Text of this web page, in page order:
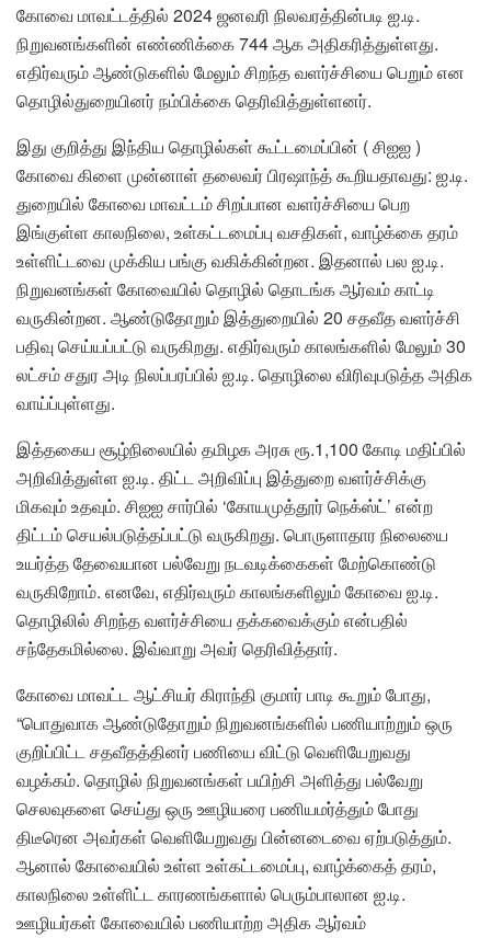
கோவை மாவட்டத்தில் 2024 ஜனவரி நிலவரத்தின்படி ஐ.டி.
நிறுவனங்களின் எண்ணிக்கை 744 ஆக அதிகரித்துள்ளது.
எதிர்வரும் ஆண்டுகளில் மேலும் சிறந்த வளர்ச்சியை பெறும் என
தொழில்துறையினர் நம்பிக்கை தெரிவித்துள்ளனர்.
இது குறித்து இந்திய தொழில்கள் கூட்டமைப்பின் ( சிஐஐ )
கோவை கிளை முன்னாள் தலைவர் பிரஷாந்த் கூறியதாவது: ஐ.டி.
துறையில் கோவை மாவட்டம் சிறப்பான வளர்ச்சியை பெற
இங்குள்ள காலநிலை, உள்கட்டமைப்பு வசதிகள், வாழ்க்கை தரம்
உள்ளிட்டவை முக்கிய பங்கு வகிக்கின்றன. இதனால் பல ஐ.டி.
நிறுவனங்கள் கோவையில் தொழில் தொடங்க ஆர்வம் காட்டி
வருகின்றன. ஆண்டுதோறும் இத்துறையில் 20 சதவீத வளர்ச்சி
பதிவு செய்யப்பட்டு வருகிறது. எதிர்வரும் காலங்களில் மேலும் 30
லட்சம் சதுர அடி நிலப்பரப்பில் ஐ.டி. தொழிலை விரிவுபடுத்த அதிக
வாய்ப்புள்ளது.
இத்தகைய சூழ்நிலையில் தமிழக அரசு ரூ.1,100 கோடி மதிப்பில்
அறிவித்துள்ள ஐ.டி. திட்ட அறிவிப்பு இத்துறை வளர்ச்சிக்கு
மிகவும் உதவும். சிஐஐ சார்பில் ‘கோயமுத்தூர் நெக்ஸ்ட்’ என்ற
திட்டம் செயல்படுத்தப்பட்டு வருகிறது. பொருளாதார நிலையை
உயர்த்த தேவையான பல்வேறு நடவடிக்கைகள் மேற்கொண்டு
வருகிறோம். எனவே, எதிர்வரும் காலங்களிலும் கோவை ஐ.டி.
தொழிலில் சிறந்த வளர்ச்சியை தக்கவைக்கும் என்பதில்
சந்தேகமில்லை. இவ்வாறு அவர் தெரிவித்தார்.
கோவை மாவட்ட ஆட்சியர் கிராந்தி குமார் பாடி கூறும் போது,
“பொதுவாக ஆண்டுதோறும் நிறுவனங்களில் பணியாற்றும் ஒரு
குறிப்பிட்ட சதவீதத்தினர் பணியை விட்டு வெளியேறுவது
வழக்கம். தொழில் நிறுவனங்கள் பயிற்சி அளித்து பல்வேறு
செலவுகளை செய்து ஒரு ஊழியரை பணியமர்த்தும் போது
திடீரென அவர்கள் வெளியேறுவது பின்னடைவை ஏற்படுத்தும்.
ஆனால் கோவையில் உள்ள உள்கட்டமைப்பு, வாழ்க்கைத் தரம்,
காலநிலை உள்ளிட்ட காரணங்களால் பெரும்பாலான ஐ.டி.
ஊழியர்கள் கோவையில் பணியாற்ற அதிக ஆர்வம்